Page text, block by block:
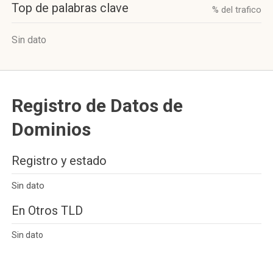
Top de palabras clave % del trafico
Sin dato
Registro de Datos de
Dominios
Registro y estado
Sin dato
En Otros TLD
Sin dato